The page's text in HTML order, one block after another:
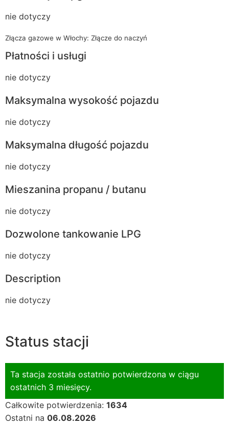
nie dotyczy
Złącza gazowe w Włochy: Złącze do naczyń
Płatności i usługi
nie dotyczy
Maksymalna wysokość pojazdu
nie dotyczy
Maksymalna długość pojazdu
nie dotyczy
Mieszanina propanu / butanu
nie dotyczy
Dozwolone tankowanie LPG
nie dotyczy
Description
nie dotyczy
Status stacji
Ta stacja została ostatnio potwierdzona w ciągu
ostatnich 3 miesięcy.
Całkowite potwierdzenia: 1634
Ostatni na 06.08.2026